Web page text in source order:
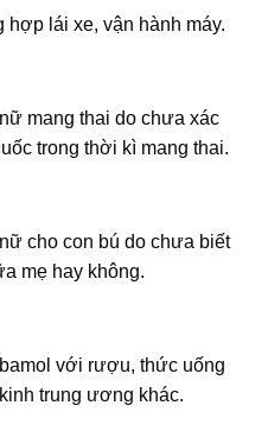
hợp lái xe, vận hành máy.
mang thai do chưa xác
trong thời kì mang thai.
cho con bú do chưa biết
mẹ hay không.
với rượu, thức uống
trung ương khác.